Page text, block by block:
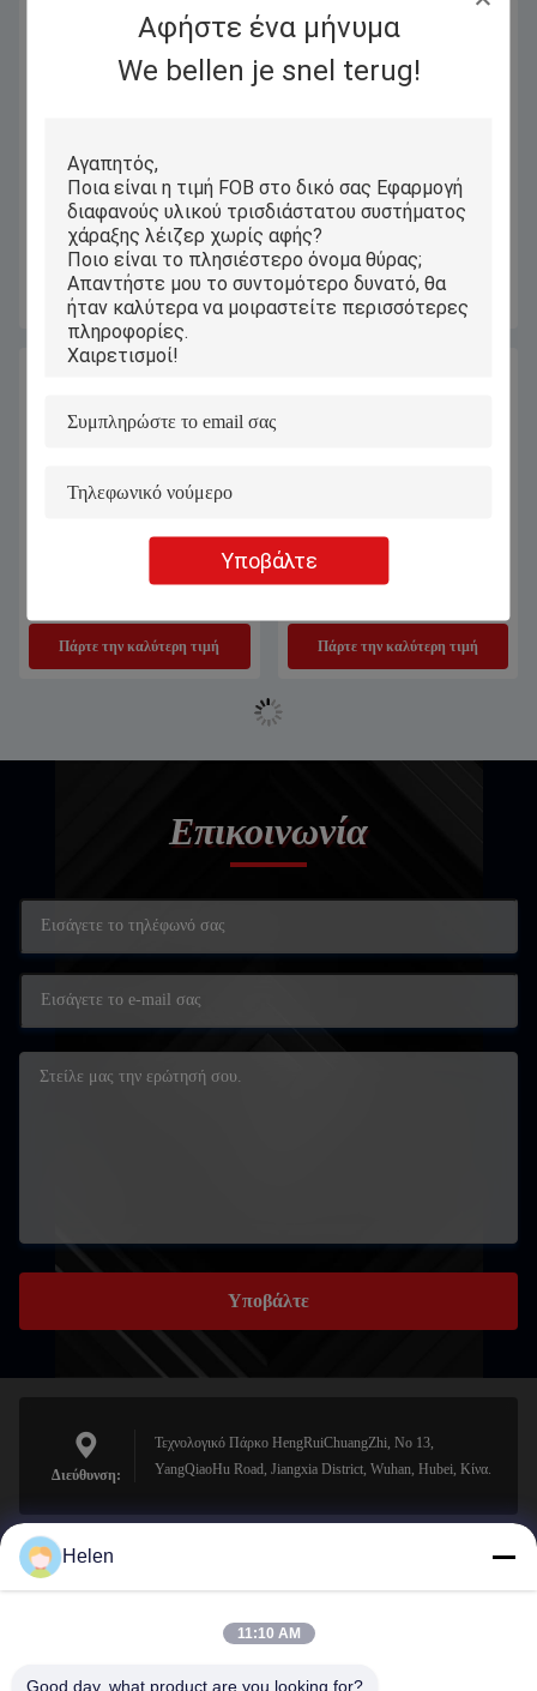
Αφήστε ένα μήνυμα
We bellen je snel terug!
Υποβάλτε
Συμπαγής μηχανή χάραξης
κρυστάλλων 3D για
εξατομικευμένα δώρα κρυστάλλου
Πάρτε την καλύτερη τιμή
Μηχανή χάραξης λέιζερ UV 3D
υψηλής ακρίβειας | Μηχανή
χάραξης λέιζερ κρυστάλλου 3D για
εσωτερική χάραξη κρυστάλλου
γυαλιούΠάρτε την καλύτερη τιμή
χάραξης λέιζερ UV 2D 3D
Πάρτε την καλύτερη τιμή
5W μικρού επιπέδου εργασίας 5W
UV Laser Marking Graving
ακρυλικού
Πάρτε την καλύτερη τιμή
Επικοινωνία
Υποβάλτε
Διεύθυνση:
Τεχνολογικό Πάρκο HengRuiChuangZhi, No 13,
YangQiaoHu Road, Jiangxia District, Wuhan, Hubei, Κίνα.
sales@perfectlaser.net
Helen
11:10 AM
Good day, what product are you looking for?